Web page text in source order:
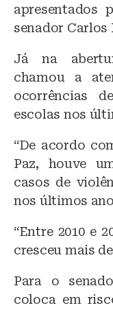
apresentados
senador Carlos
Já na
chamou a
ocorrências
escolas nos
“De acordo
Paz, houve
casos de
nos últimos
“Entre 2010 e
cresceu mais
Para o
coloca em